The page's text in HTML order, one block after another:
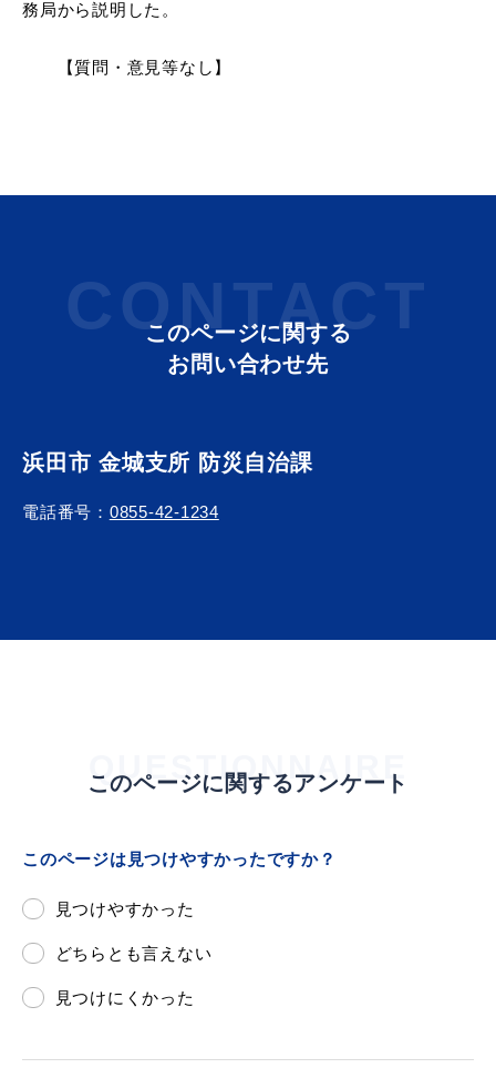
浜田市観光協会ポータルサイト「はまナビ」
務局から説明した。
【質問・意見等なし】
CONTACT
このページに関する
お問い合わせ先
浜田市 金城支所 防災自治課
電話番号： 0855-42-1234
QUESTIONNAIRE
このページに関するアンケート
このページは見つけやすかったですか？
見つけやすかった
どちらとも言えない
見つけにくかった